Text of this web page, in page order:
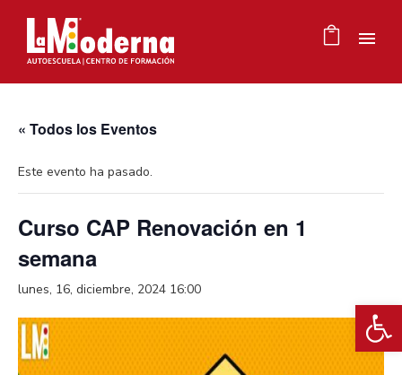
« Todos los Eventos
Este evento ha pasado.
Curso CAP Renovación en 1
semana
lunes, 16, diciembre, 2024 16:00